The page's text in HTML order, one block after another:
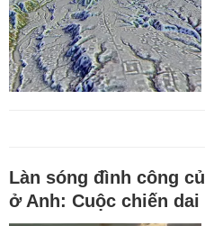
Làn sóng đình công
ở Anh: Cuộc chiến